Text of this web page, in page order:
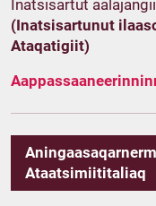
Inatsisartut
(Inatsisartunut
Ataqatigiit)
Ataatsimiititaliaq